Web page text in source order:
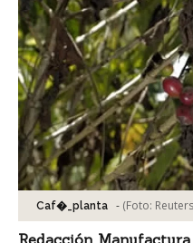
Caf�_planta - (Foto: Reuters